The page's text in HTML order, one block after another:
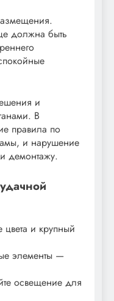
должна быть
и
В
правила по
и нарушение
демонтажу.
цвета и крупный
элементы —
освещение для